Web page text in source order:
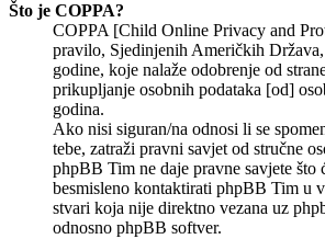
Što je COPPA?
COPPA [Child Online Privacy and
pravilo, Sjedinjenih Američkih Država,
godine, koje nalaže odobrenje od
prikupljanje osobnih podataka [od]
godina.
Ako nisi siguran/na odnosi li se
tebe, zatraži pravni savjet od stručne
phpBB Tim ne daje pravne savjete što
besmisleno kontaktirati phpBB Tim u
stvari koja nije direktno vezana uz
odnosno phpBB softver.